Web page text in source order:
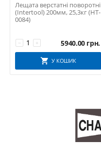
Лещата верстатні поворотні
(Intertool) 200мм, 25,3кг (HT-
0084)
+
− 5940.00 грн.
У КОШИК